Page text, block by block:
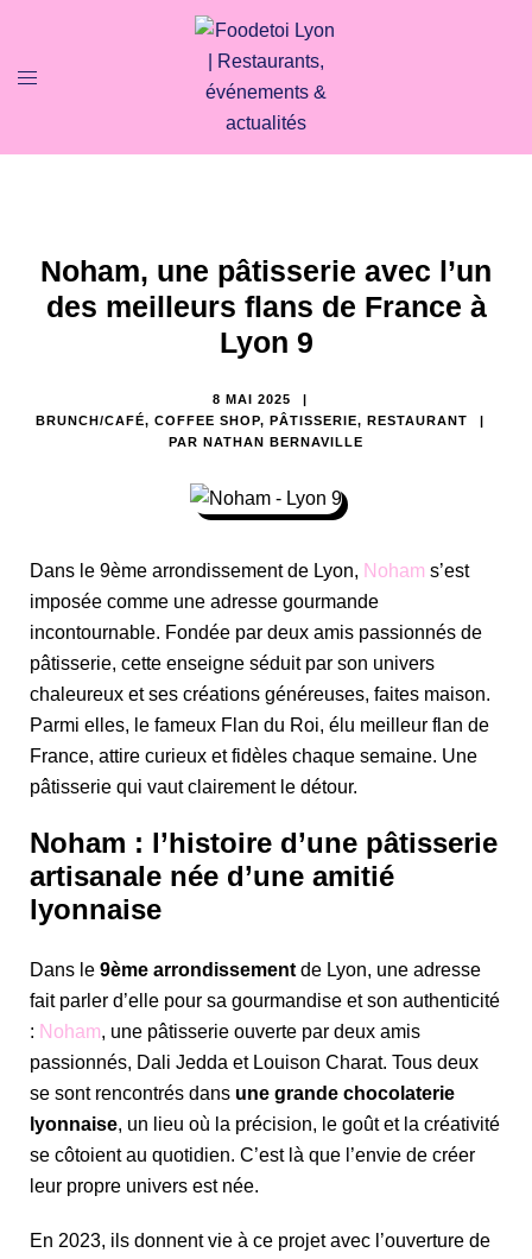
Noham, une pâtisserie avec l’un
des meilleurs flans de France à
Lyon 9
8 MAI 2025
BRUNCH/CAFÉ, COFFEE SHOP, PÂTISSERIE, RESTAURANT
PAR NATHAN BERNAVILLE
Dans le 9ème arrondissement de Lyon, Noham s’est
imposée comme une adresse gourmande
incontournable. Fondée par deux amis passionnés de
pâtisserie, cette enseigne séduit par son univers
chaleureux et ses créations généreuses, faites maison.
Parmi elles, le fameux Flan du Roi, élu meilleur flan de
France, attire curieux et fidèles chaque semaine. Une
pâtisserie qui vaut clairement le détour.
Noham : l’histoire d’une pâtisserie
artisanale née d’une amitié
lyonnaise
Dans le 9ème arrondissement de Lyon, une adresse
fait parler d’elle pour sa gourmandise et son authenticité
: Noham, une pâtisserie ouverte par deux amis
passionnés, Dali Jedda et Louison Charat. Tous deux
se sont rencontrés dans une grande chocolaterie
lyonnaise, un lieu où la précision, le goût et la créativité
se côtoient au quotidien. C’est là que l’envie de créer
leur propre univers est née.
En 2023, ils donnent vie à ce projet avec l’ouverture de